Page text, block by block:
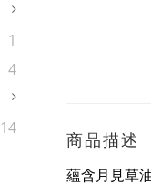
1
4
14
商品描述
蘊含月見草